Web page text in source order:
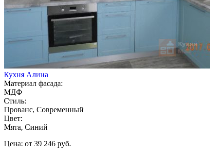
Кухня Алина
Материал фасада:
МДФ
Стиль:
Прованс, Современный
Цвет:
Мята, Синий
Цена: от 39 246 руб.